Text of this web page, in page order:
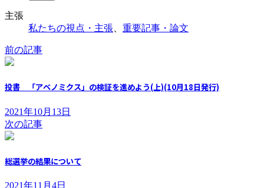
主張
私たちの視点・主張
重要記事・論文
前の記事
投書 「アベノミクス」の検証を進めよう(上)(10月18日発行)
2021年10月13日
次の記事
総選挙の結果について
2021年11月4日